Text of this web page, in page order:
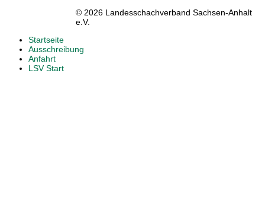
© 2026 Landesschachverband Sachsen-Anhalt
e.V.
Startseite
Ausschreibung
Anfahrt
LSV Start